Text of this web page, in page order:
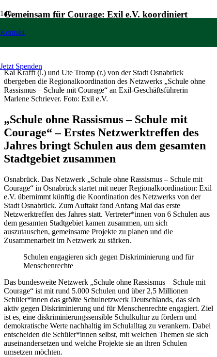
Kontakt
Jetzt Spenden
Gemeinsam für Courage: Exil e.V. koordiniert
Kai Krafft (l.) und Ute Tromp (r.) von der Stadt Osnabrück
übergeben die Regionalkoordination des Netzwerks „Schule ohne
Rassismus – Schule mit Courage“ an Exil-Geschäftsführerin
Marlene Schriever. Foto: Exil e.V.
„Schule ohne Rassismus – Schule mit
Courage“ – Erstes Netzwerktreffen des
Jahres bringt Schulen aus dem gesamten
Stadtgebiet zusammen
Osnabrück. Das Netzwerk „Schule ohne Rassismus – Schule mit
Courage“ in Osnabrück startet mit neuer Regionalkoordination: Exil
e.V. übernimmt künftig die Koordination des Netzwerks von der
Stadt Osnabrück. Zum Auftakt fand Anfang Mai das erste
Netzwerktreffen des Jahres statt. Vertreter*innen von 6 Schulen aus
dem gesamten Stadtgebiet kamen zusammen, um sich
auszutauschen, gemeinsame Projekte zu planen und die
Zusammenarbeit im Netzwerk zu stärken.
Schulen engagieren sich gegen Diskriminierung und für
Menschenrechte
Das bundesweite Netzwerk „Schule ohne Rassismus – Schule mit
Courage“ ist mit rund 5.000 Schulen und über 2,5 Millionen
Schüler*innen das größte Schulnetzwerk Deutschlands, das sich
aktiv gegen Diskriminierung und für Menschenrechte engagiert. Ziel
ist es, eine diskriminierungssensible Schulkultur zu fördern und
demokratische Werte nachhaltig im Schulalltag zu verankern. Dabei
entscheiden die Schüler*innen selbst, mit welchen Themen sie sich
auseinandersetzen und welche Projekte sie an ihren Schulen
umsetzen möchten.